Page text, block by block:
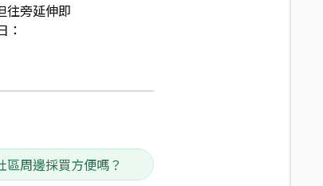
往旁延伸即
：
區周邊採買方便嗎？